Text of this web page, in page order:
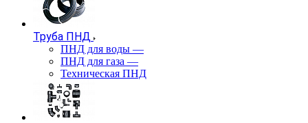
Труба ПНД
ПНД для воды —
ПНД для газа —
Техническая ПНД